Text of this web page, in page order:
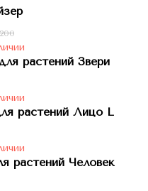
растений Звери
растений Лицо L
растений Человек